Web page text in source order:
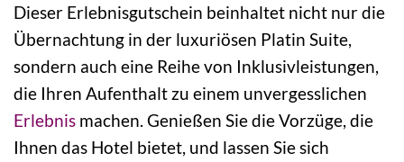
Dieser Erlebnisgutschein beinhaltet nicht nur die
Übernachtung in der luxuriösen Platin Suite,
sondern auch eine Reihe von Inklusivleistungen,
die Ihren Aufenthalt zu einem unvergesslichen
Erlebnis machen. Genießen Sie die Vorzüge, die
Ihnen das Hotel bietet, und lassen Sie sich